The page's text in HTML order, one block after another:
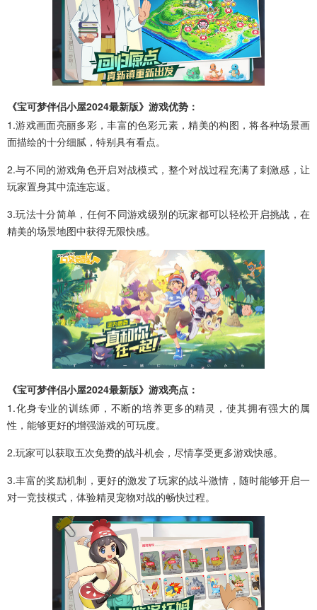
《宝可梦伴侣小屋2024最新版》游戏优势：
1.游戏画面亮丽多彩，丰富的色彩元素，精美的构图，将各种场景画
面描绘的十分细腻，特别具有看点。
2.与不同的游戏角色开启对战模式，整个对战过程充满了刺激感，让
玩家置身其中流连忘返。
3.玩法十分简单，任何不同游戏级别的玩家都可以轻松开启挑战，在
精美的场景地图中获得无限快感。
《宝可梦伴侣小屋2024最新版》游戏亮点：
1.化身专业的训练师，不断的培养更多的精灵，使其拥有强大的属
性，能够更好的增强游戏的可玩度。
2.玩家可以获取五次免费的战斗机会，尽情享受更多游戏快感。
3.丰富的奖励机制，更好的激发了玩家的战斗激情，随时能够开启一
对一竞技模式，体验精灵宠物对战的畅快过程。